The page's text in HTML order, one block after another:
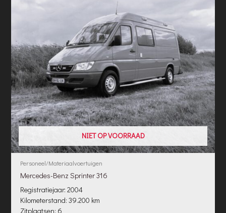
NIET OP VOORRAAD
Personeel/Materiaalvoertuigen
Mercedes-Benz Sprinter 316
Registratiejaar: 2004
Kilometerstand: 39.200 km
Zitplaatsen: 6